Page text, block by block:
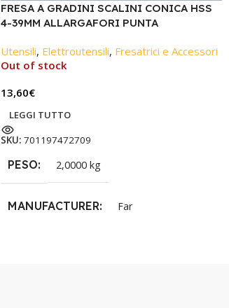
FRESA A GRADINI SCALINI CONICA HSS
4-39MM ALLARGAFORI PUNTA
Utensili, Elettroutensili, Fresatrici e Accessori
Out of stock
13,60€
LEGGI TUTTO
SKU: 701197472709
PESO 2,0000 kg
MANUFACTURER Far